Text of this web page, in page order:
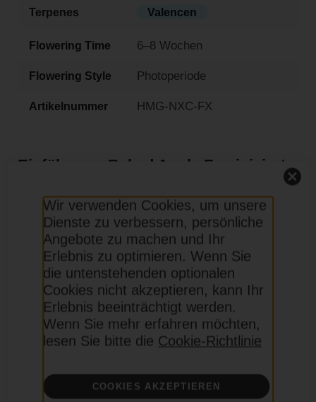
Wir verwenden Cookies, um unsere
Dienste zu verbessern, persönliche
Angebote zu machen und Ihr
Erlebnis zu optimieren. Wenn Sie
die untenstehenden optionalen
Cookies nicht akzeptieren, kann Ihr
Erlebnis beeinträchtigt werden.
Wenn Sie mehr erfahren möchten,
lesen Sie bitte die Cookie-Richtlinie
COOKIES AKZEPTIEREN
Terpenes Valencen
Flowering Time 6–8 Wochen
Flowering Style Photoperiode
Artikelnummer HMG-NXC-FX
Einführung: Baked Apple Feminisierte
Baked Apple ist ein Hybrid aus Northern Lights
(Indica, robust) und Cinderella 99 (Sativa,
energisch). Die Sorte vereint mentale Klarheit mit
körperlicher Entspannung und einem fruchtig-
holzigen Geschmack, der lange anhält.
Medizinisch wirkt sie potenziell gegen Depressionen,
Ängste, Stress und Schlaflosigkeit. Sie kann auch
den Appetit anregen – ideal bei Essstörungen oder
Die kompakte Pflanze ist anfängerfreundlich,